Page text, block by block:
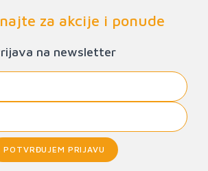
za akcije i ponude
na newsletter
POTVRĐUJEM PRIJAVU